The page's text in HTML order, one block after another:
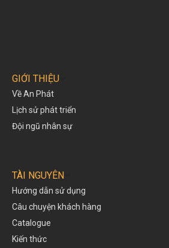
GIỚI THIỆU
Về An Phát
Lịch sử phát triển
Đội ngũ nhân sự
TÀI NGUYÊN
Hướng dẫn sử dụng
Câu chuyện khách hàng
Catalogue
Kiến thức